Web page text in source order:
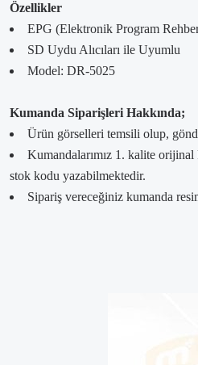
Özellikler
EPG (Elektronik Program
SD Uydu Alıcıları ile Uyumlu
Model: DR-5025
Kumanda Siparişleri Hakkında;
Ürün görselleri temsili olup,
Kumandalarımız 1. kalite orijinal
stok kodu yazabilmektedir.
Sipariş vereceğiniz kumanda